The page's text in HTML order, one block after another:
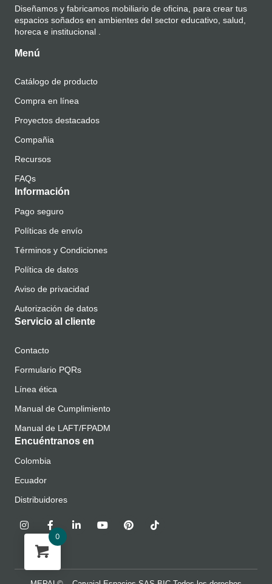
Diseñamos y fabricamos mobiliario de oficina, para crear tus
espacios soñados en ambientes del sector educativo, salud,
horeca e institucional .
Menú
Catálogo de producto
Compra en línea
Proyectos destacados
Compañia
Recursos
FAQs
Información
Pago seguro
Políticas de envío
Términos y Condiciones
Política de datos
Aviso de privacidad
Autorización de datos
Servicio al cliente
Contacto
Formulario PQRs
Línea ética
Manual de Cumplimiento
Manual de LAFT/FPADM
Encuéntranos en
Colombia
Ecuador
Distribuidores
0